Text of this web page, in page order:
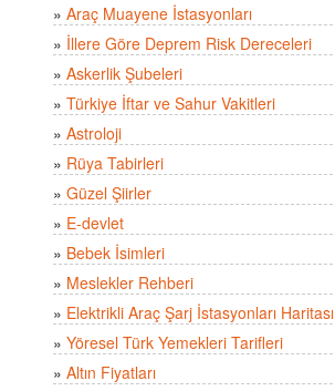
» Araç Muayene İstasyonları
» İllere Göre Deprem Risk Dereceleri
» Askerlik Şubeleri
» Türkiye İftar ve Sahur Vakitleri
» Astroloji
» Rüya Tabirleri
» Güzel Şiirler
» E-devlet
» Bebek İsimleri
» Meslekler Rehberi
» Elektrikli Araç Şarj İstasyonları Haritası
» Yöresel Türk Yemekleri Tarifleri
» Altın Fiyatları